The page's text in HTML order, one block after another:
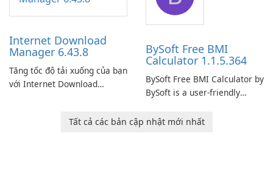
time insights into its
Internet Download
Manager 6.43.8
Tăng tốc độ tải xuống của bạn
với Internet Download
BySoft Free BMI
Calculator 1.1.5.364
BySoft Free BMI Calculator by
BySoft is a user-friendly
designed to help you
Tất cả các bản cập nhật mới nhất